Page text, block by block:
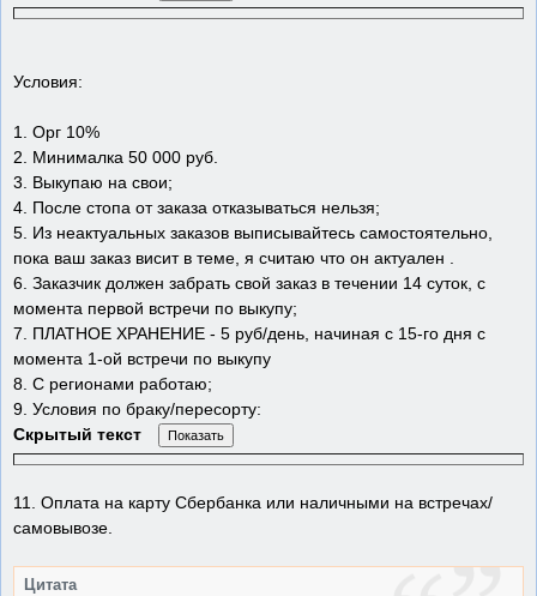
Условия:
1. Орг 10%
2. Минималка 50 000 руб.
3. Выкупаю на свои;
4. После стопа от заказа отказываться нельзя;
5. Из неактуальных заказов выписывайтесь самостоятельно,
пока ваш заказ висит в теме, я считаю что он актуален .
6. Заказчик должен забрать свой заказ в течении 14 суток, с
момента первой встречи по выкупу;
7. ПЛАТНОЕ ХРАНЕНИЕ - 5 руб/день, начиная с 15-го дня с
момента 1-ой встречи по выкупу
8. С регионами работаю;
9. Условия по браку/пересорту:
Скрытый текст
11. Оплата на карту Сбербанка или наличными на встречах/
самовывозе.
Цитата